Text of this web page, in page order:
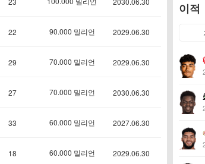
22 90.000 밀리언 2029.06.30
29 70.000 밀리언 2029.06.30
27 70.000 밀리언 2030.06.30
33 60.000 밀리언 2027.06.30
18 60.000 밀리언 2029.06.30
이적